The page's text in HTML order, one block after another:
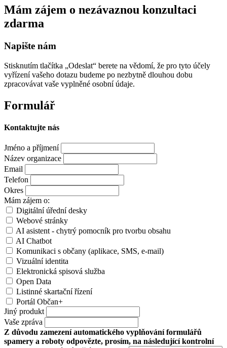
Mám zájem o nezávaznou konzultaci
zdarma
Napište nám
Stisknutím tlačítka „Odeslat“ berete na vědomí, že pro tyto účely
vyřízení vašeho dotazu budeme po nezbytně dlouhou dobu
zpracovávat vaše vyplněné osobní údaje.
Formulář
Kontaktujte nás
Jméno a příjmení
Název organizace
Email
Telefon
Okres
Mám zájem o:
Digitální úřední desky
Webové stránky
AI asistent - chytrý pomocník pro tvorbu obsahu
AI Chatbot
Komunikaci s občany (aplikace, SMS, e-mail)
Vizuální identita
Elektronická spisová služba
Open Data
Listinné skartační řízení
Portál Občan+
Jiný produkt
Vaše zpráva
Z důvodu zamezení automatického vyplňování formulářů
spamery a roboty odpovězte, prosím, na následující kontrolní